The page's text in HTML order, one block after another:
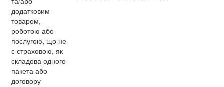
додатковим
товаром,
роботою або
послугою, що не
є страховою, як
складова одного
пакета або
договору